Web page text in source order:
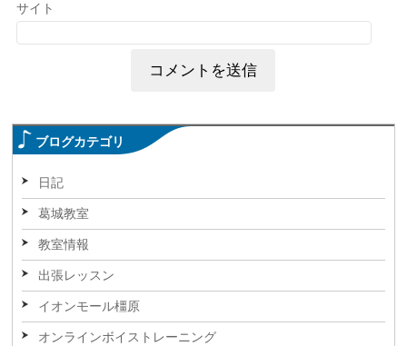
サイト
ブログカテゴリ
日記
葛城教室
教室情報
出張レッスン
イオンモール橿原
オンラインボイストレーニング